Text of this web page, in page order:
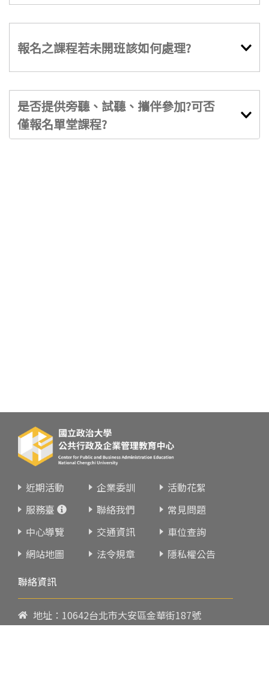
報名之課程若未開班該如何處理?
是否提供旁聽、試聽、攜伴參加?可否
僅報名單堂課程?
近期活動 企業委訓
活動花絮
服務臺
聯絡我們
常見問題
中心導覽
交通資訊
車位查詢
網站地圖
法令規章
隱私權公告
聯絡資訊
地址：10642台北市大安區金華街187號